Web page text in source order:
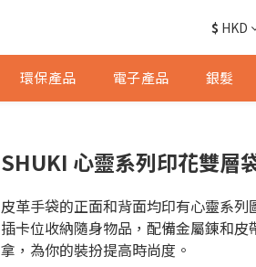
$ HKD
環保產品 電子產品 銀髮
SHUKI 心靈系列印花雙層
皮革手袋的正面和背面均印有心靈系列
插卡位收納隨身物品，配備金屬錬和皮
拿，為你的裝扮提高時尚度。